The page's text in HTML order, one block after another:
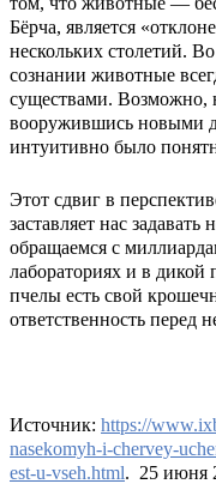
Бёрча, является
нескольких столетий.
сознании животные
существами. Возможно,
вооружившись новыми
интуитивно было
Этот сдвиг в
заставляет нас
обращаемся с
лабораториях и в
пчелы есть свой
ответственность перед
Источник: https://
nasekomyh-i-chervey-
est-u-vseh.html. 25 июня